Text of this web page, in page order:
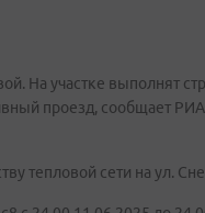
На участке выполнят
проезд, сообщает
тепловой сети на ул.